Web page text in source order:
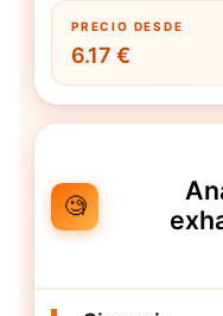
PRECIO DESDE
6.17 €
🧐